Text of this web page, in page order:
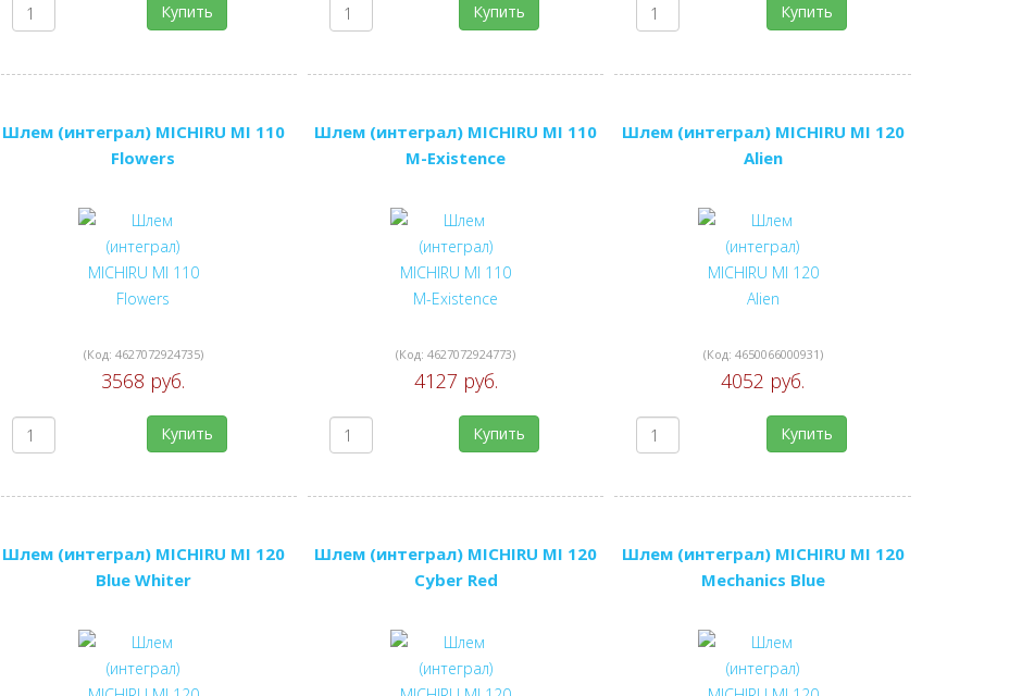
Купить Купить Купить
Шлем (интеграл) MICHIRU MI 110
Flowers
(Код: 4627072924735)
3568 руб.
Купить
Шлем (интеграл) MICHIRU MI 110
M-Existence
(Код:4627072924773)
4127 руб.
Купить
Шлем (интеграл) MICHIRU MI 120
Alien
(Код: 4650066000931)
4052 руб.
Купить
Шлем (интеграл) MICHIRU MI 120
Blue Whiter
Шлем (интеграл) MICHIRU MI 120
Cyber Red
Шлем (интеграл) MICHIRU MI 120
Mechanics Blue